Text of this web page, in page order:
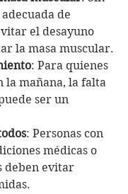
de
el desayuno
la masa muscular.
: Para quienes
la mañana, la falta
ser un
: Personas con
médicas o
deben evitar